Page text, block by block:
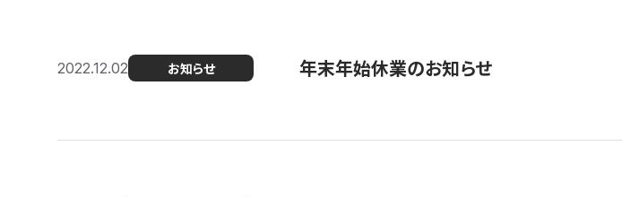
2022.12.02 お知らせ 年末年始休業のお知らせ